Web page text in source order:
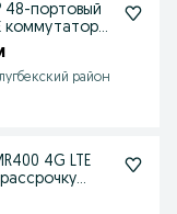
48-портовый
коммутатор
район
4G LTE